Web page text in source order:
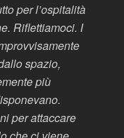
per l’ospitalità
Riflettiamoci. I
spazio,
più
per attaccare